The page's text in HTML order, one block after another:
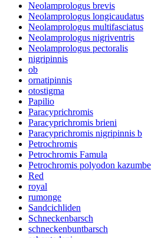
Neolamprologus brevis
Neolamprologus longicaudatus
Neolamprologus multifasciatus
Neolamprologus nigriventris
Neolamprologus pectoralis
nigripinnis
ob
ornatipinnis
otostigma
Papilio
Paracyprichromis
Paracyprichromis brieni
Paracyprichromis nigripinnis b
Petrochromis
Petrochromis Famula
Petrochromis polyodon kazumbe
Red
royal
rumonge
Sandcichliden
Schneckenbarsch
schneckenbuntbarsch